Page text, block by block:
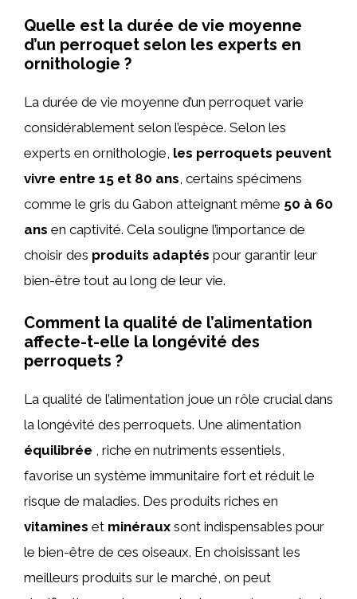
Quelle est la durée de vie moyenne
d’un perroquet selon les experts en
ornithologie ?
La durée de vie moyenne d’un perroquet varie
considérablement selon l’espèce. Selon les
experts en ornithologie, les perroquets peuvent
vivre entre 15 et 80 ans , certains spécimens
comme le gris du Gabon atteignant même 50 à 60
ans en captivité. Cela souligne l’importance de
choisir des produits adaptés pour garantir leur
bien-être tout au long de leur vie.
Comment la qualité de l’alimentation
affecte-t-elle la longévité des
perroquets ?
La qualité de l’alimentation joue un rôle crucial dans
la longévité des perroquets. Une alimentation
équilibrée , riche en nutriments essentiels,
favorise un système immunitaire fort et réduit le
risque de maladies. Des produits riches en
vitamines et minéraux sont indispensables pour
le bien-être de ces oiseaux. En choisissant les
meilleurs produits sur le marché, on peut